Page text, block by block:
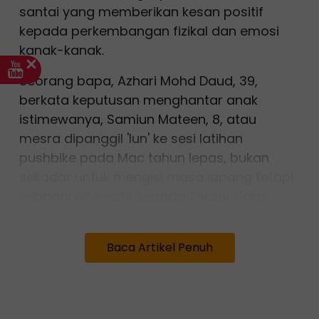
santai yang memberikan kesan positif
kepada perkembangan fizikal dan emosi
kanak-kanak.
Seorang bapa, Azhari Mohd Daud, 39,
berkata keputusan menghantar anak
istimewanya, Samiun Mateen, 8, atau
mesra dipanggil 'Iun' ke sesi latihan
pushbike pada Mac tahun lepas, bukan
"Anak-anak autistik ini, mengikut
pandangan pakar, memerlukan ruang
Baca Artikel Penuh